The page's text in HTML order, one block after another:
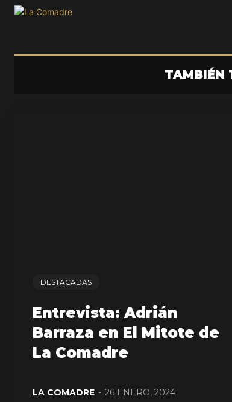
TAMBIÉN
DESTACADAS
Entrevista: Adrián
Barraza en El Mitote de
La Comadre
LA COMADRE - 26 ENERO, 2024